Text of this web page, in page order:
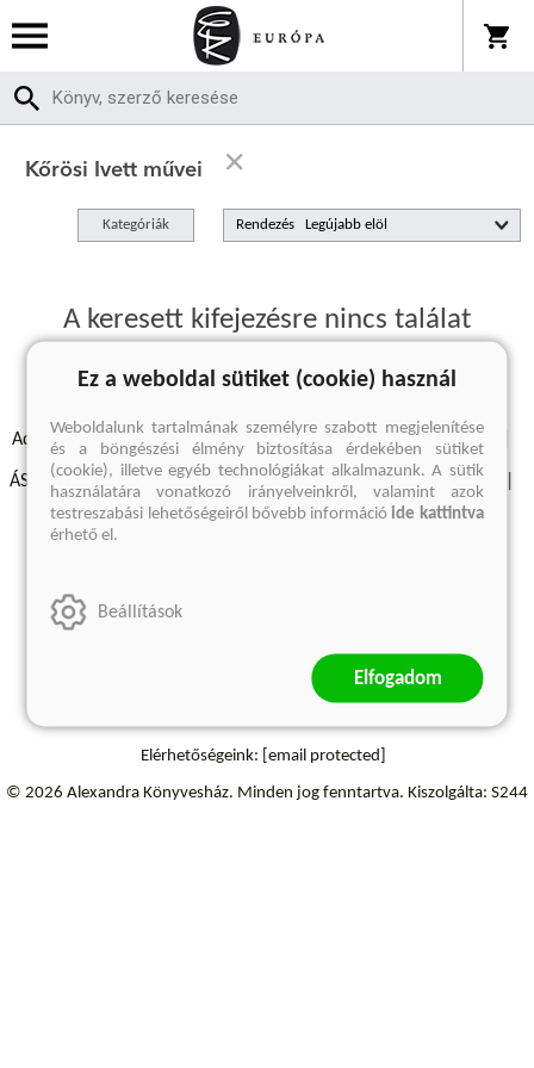
Kőrösi Ivett művei
Kategóriák Rendezés
A keresett kifejezésre nincs találat
Adatvédelmi szabályzatok Elállási felmondási nyilatkozat
ÁSZF - Vásárlási feltételek A kiadóról Süti beállítások
Árkötött termékek Kommentelési szabályzat
Elérhetőségeink: [email protected]
© 2026 Alexandra Könyvesház. Minden jog fenntartva. Kiszolgálta: S244
Ez a weboldal sütiket (cookie) használ
Weboldalunk tartalmának személyre szabott megjelenítése
és a böngészési élmény biztosítása érdekében sütiket
(cookie), illetve egyéb technológiákat alkalmazunk. A sütik
használatára vonatkozó irányelveinkről, valamint azok
testreszabási lehetőségeiről bővebb információide kattintva
érhető el.
Beállítások
Elfogadom